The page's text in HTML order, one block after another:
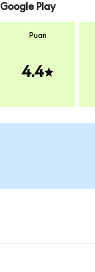
Google Play
Puan
4.4